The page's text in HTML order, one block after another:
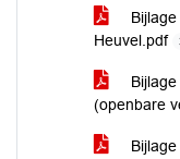
Heuvel.pdf
(openbare